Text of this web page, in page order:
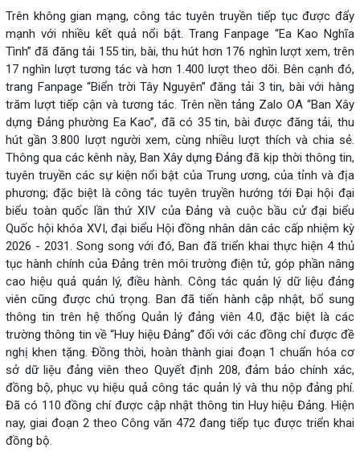
Trên không gian mạng, công tác tuyên truyền tiếp tục được đẩy
mạnh với nhiều kết quả nổi bật. Trang Fanpage “Ea Kao Nghĩa
Tình” đã đăng tải 155 tin, bài, thu hút hơn 176 nghìn lượt xem, trên
17 nghìn lượt tương tác và hơn 1.400 lượt theo dõi. Bên cạnh đó,
trang Fanpage “Biển trời Tây Nguyên” đăng tải 3 tin, bài với hàng
trăm lượt tiếp cận và tương tác. Trên nền tảng Zalo OA “Ban Xây
dựng Đảng phường Ea Kao”, đã có 35 tin, bài được đăng tải, thu
hút gần 3.800 lượt người xem, cùng nhiều lượt thích và chia sẻ.
Thông qua các kênh này, Ban Xây dựng Đảng đã kịp thời thông tin,
tuyên truyền các sự kiện nổi bật của Trung ương, của tỉnh và địa
phương; đặc biệt là công tác tuyên truyền hướng tới Đại hội đại
biểu toàn quốc lần thứ XIV của Đảng và cuộc bầu cử đại biểu
Quốc hội khóa XVI, đại biểu Hội đồng nhân dân các cấp nhiệm kỳ
2026 - 2031. Song song với đó, Ban đã triển khai thực hiện 4 thủ
tục hành chính của Đảng trên môi trường điện tử, góp phần nâng
cao hiệu quả quản lý, điều hành. Công tác quản lý dữ liệu đảng
viên cũng được chú trọng. Ban đã tiến hành cập nhật, bổ sung
thông tin trên hệ thống Quản lý đảng viên 4.0, đặc biệt là các
trường thông tin về “Huy hiệu Đảng” đối với các đồng chí được đề
nghị khen tặng. Đồng thời, hoàn thành giai đoạn 1 chuẩn hóa cơ
sở dữ liệu đảng viên theo Quyết định 208, đảm bảo chính xác,
đồng bộ, phục vụ hiệu quả công tác quản lý và thu nộp đảng phí.
Đã có 110 đồng chí được cập nhật thông tin Huy hiệu Đảng. Hiện
nay, giai đoạn 2 theo Công văn 472 đang tiếp tục được triển khai
đồng bộ.